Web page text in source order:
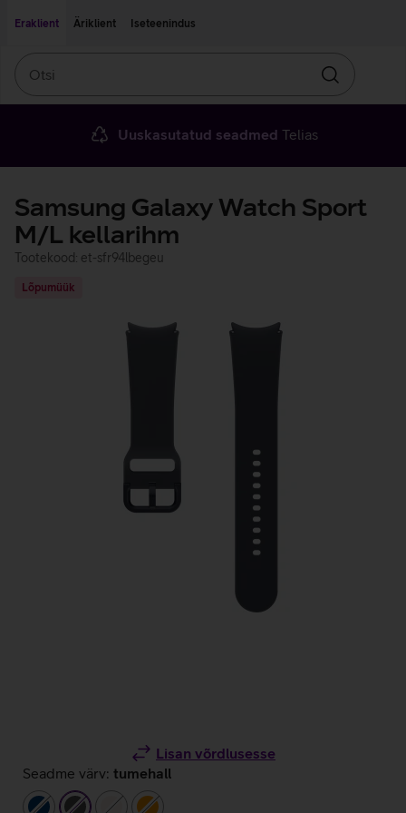
Eraklient
Äriklient Iseteenindus
Otsin
Uuskasutatud seadmed Telias
Samsung Galaxy Watch Sport
M/L kellarihm
Tootekood: et-sfr94lbegeu
Lõpumüük
Lisan võrdlusesse
Seadme värv: tumehall
tumesinine
tumehallbeež oranž